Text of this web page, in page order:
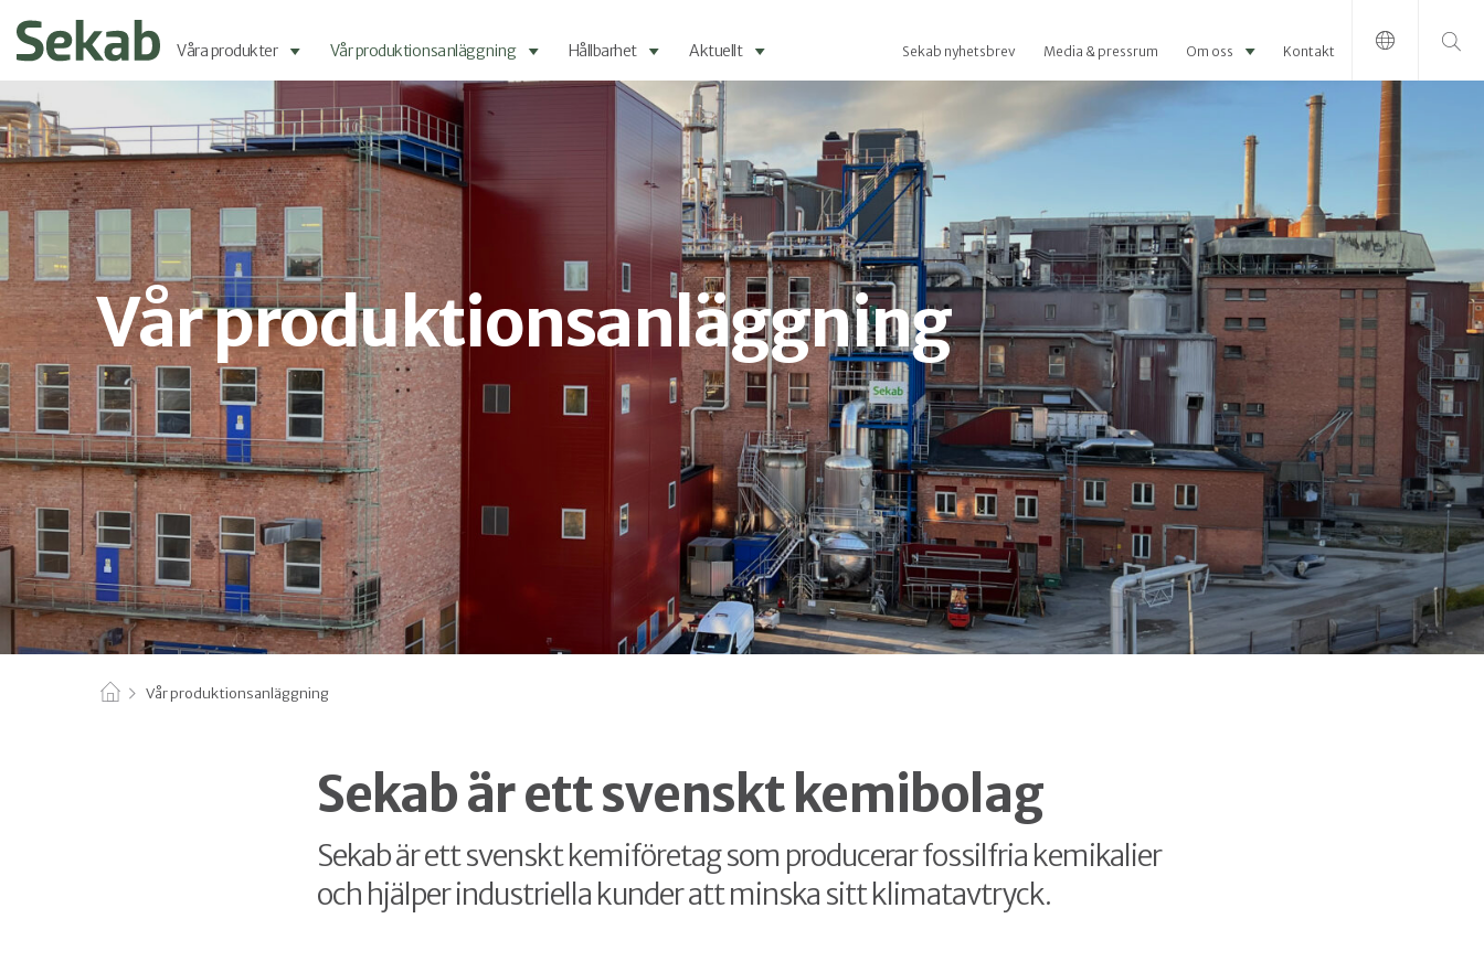
Våra produkter Vår produktionsanläggning Hållbarhet Aktuellt Sekab nyhetsbrev Media & pressrum Om oss Kontakt
Vår produktionsanläggning
Vår produktionsanläggning
Sekab är ett svenskt kemibolag
Sekab är ett svenskt kemiföretag som producerar fossilfria kemikalier
och hjälper industriella kunder att minska sitt klimatavtryck.